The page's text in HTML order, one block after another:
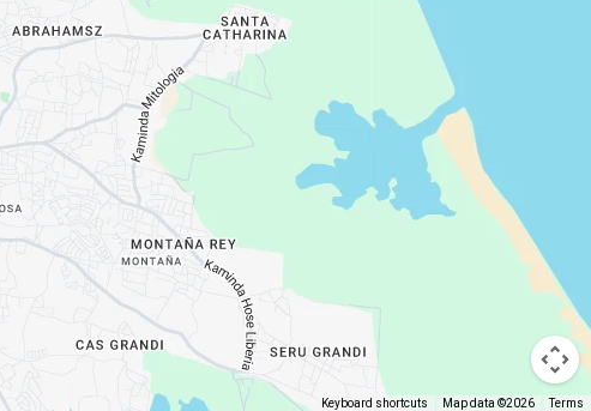
Keyboard shortcuts Map data ©2026 Terms